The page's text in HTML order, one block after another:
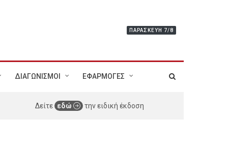
ΠΑΡΑΣΚΕΥΉ 7/8
ΔΙΑΓΩΝΙΣΜΟΙ ΕΦΑΡΜΟΓΕΣ
Δείτε εδώ την ειδική έκδοση